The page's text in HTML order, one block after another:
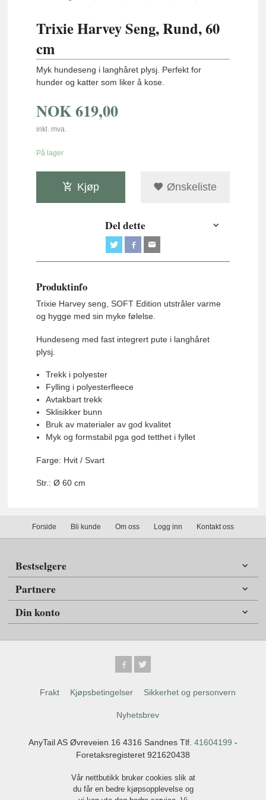
Trixie Harvey Seng, Rund, 60
cm
Myk hundeseng i langhåret plysj. Perfekt for
hunder og katter som liker å kose.
NOK619,00
inkl. mva.
På lager
Kjøp Ønskeliste
Del dette
Produktinfo
Trixie Harvey seng, SOFT Edition utstråler varme
og hygge med sin myke følelse.
Hundeseng med fast integrert pute i langhåret
plysj.
Trekk i polyester
Fylling i polyesterfleece
Avtakbart trekk
Sklisikker bunn
Bruk av materialer av god kvalitet
Myk og formstabil pga god tetthet i fyllet
Farge: Hvit / Svart
Str.: Ø 60 cm
Forside Bli kunde Om oss Logg inn Kontakt oss
Bestselgere
Partnere
Din konto
Frakt Kjøpsbetingelser Sikkerhet og personvern
Nyhetsbrev
AnyTail AS Øvreveien 16 4316 Sandnes Tlf. 41604199 -
Foretaksregisteret 921620438
Vår nettbutikk bruker cookies slik at
du får en bedre kjøpsopplevelse og